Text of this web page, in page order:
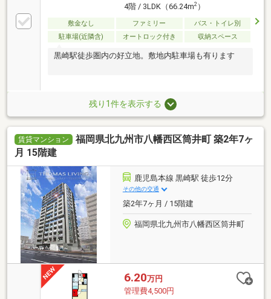
4階 / 3LDK（66.24m2）
敷金なし ファミリー
バス・トイレ別
駐車場(近隣含)
オートロック付き 収納スペース
黒崎駅徒歩圏内の好立地。敷地内駐車場も有ります
残り1件を表示する
賃貸マンション
福岡県北九州市八幡西区筒井町 築2年7ヶ
月 15階建
鹿児島本線 黒崎駅 徒歩12分
その他の交通
築2年7ヶ月 / 15階建
福岡県北九州市八幡西区筒井町
6.20万円
管理費4,500円